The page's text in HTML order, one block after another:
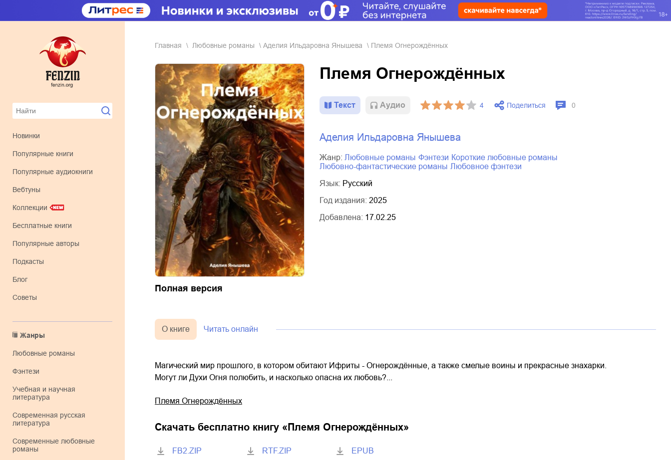
Новинки
Популярные книги
Популярные аудиокниги
Вебтуны
Коллекции
Бесплатные книги
Популярные авторы
Подкасты
Блог
Советы
Жанры
любовные романы
фэнтези
учебная и научная
литература
современная русская
литература
современные любовные
романы
Главная любовные романы Аделия Ильдаровна Янышева Племя Огнерождённых
Полная версия
Племя Огнерождённых
Текст Aудио 4 Поделиться 0
Аделия Ильдаровна Янышева
Жанр: любовные романы фэнтези
короткие любовные романы
любовно-фантастические романы
любовное фэнтези
Язык: Русский
Год издания: 2025
Добавлена: 17.02.25
О книге Читать онлайн
Магический мир прошлого, в котором обитают Ифриты - Огнерождённые, а также смелые воины и прекрасные знахарки.
Могут ли Духи Огня полюбить, и насколько опасна их любовь?...
Племя Огнерождённых
Скачать бесплатно книгу « Племя Огнерождённых»
FB2.ZIP RTF.ZIP EPUB